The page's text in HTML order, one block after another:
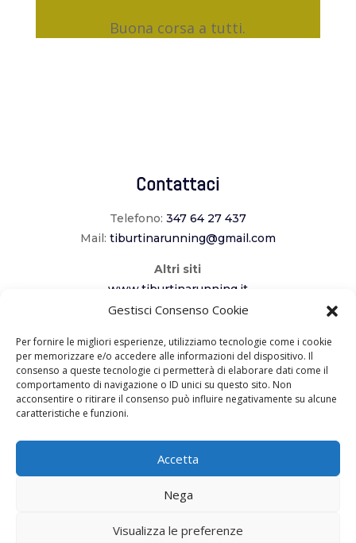
Gestisci Consenso Cookie
Per fornire le migliori esperienze, utilizziamo tecnologie come i cookie
per memorizzare e/o accedere alle informazioni del dispositivo. Il
consenso a queste tecnologie ci permetterà di elaborare dati come il
comportamento di navigazione o ID unici su questo sito. Non
acconsentire o ritirare il consenso può influire negativamente su alcune
caratteristiche e funzioni.
Accetta
Nega
Visualizza le preferenze
Buona corsa a tutti.
Contattaci
Telefono: 347 64 27 437
Mail: tiburtinarunning@gmail.com
Altri siti
www.tiburtinarunning.it
www.corriladuecomuni.it
Seguici
Copyright 2023 – ASD Tiburtina Running
Creabit